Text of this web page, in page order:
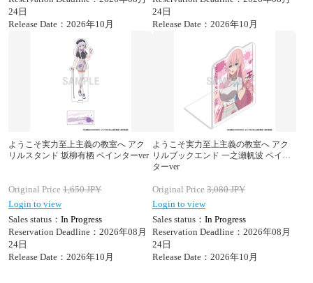
24日
Release Date：2026年10月
24日
Release Date：2026年10月
ようこそ実力至上主義の教室へ アク
リルスタンド 坂柳有栖 ペインターver
Original Price 1,650JPY
Login to view
Sales status： In Progress
Reservation Deadline：2026年08月
24日
Release Date：2026年10月
ようこそ実力至上主義の教室へ アク
リルブックエンド 一之瀬帆波 ペイン
ターver
Original Price 3,080JPY
Login to view
Sales status： In Progress
Reservation Deadline：2026年08月
24日
Release Date：2026年10月